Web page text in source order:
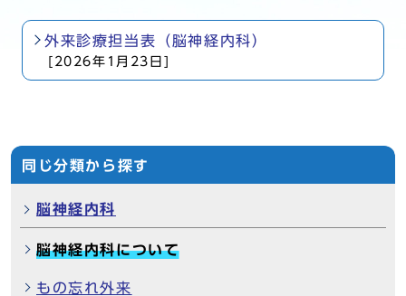
外来診療担当表（脳神経内科）
[2026年1月23日]
同じ分類から探す
脳神経内科
脳神経内科について
もの忘れ外来